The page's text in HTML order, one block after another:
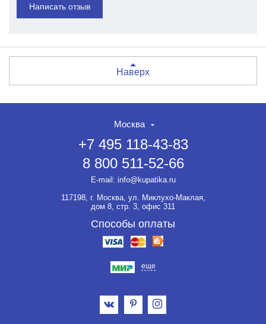
Написать отзыв
Наверх
Москва
+7 495 118-43-83
8 800 511-52-66
E-mail: info@kupatika.ru
117198, г. Москва, ул. Миклухо-Маклая,
дом 8, стр. 3, офис 311
Способы оплаты
еще